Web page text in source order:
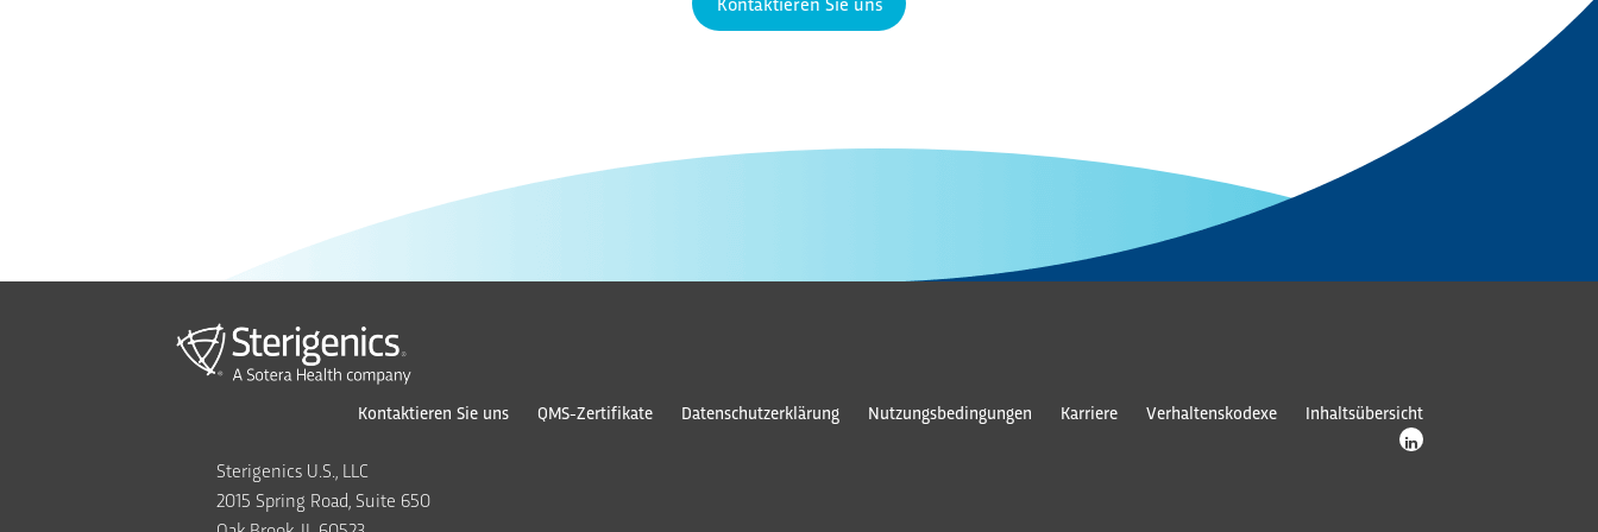
Kontaktieren Sie uns QMS-Zertifikate Datenschutzerklärung Nutzungsbedingungen Karriere Verhaltenskodexe Inhaltsübersicht
Sterigenics U.S., LLC
2015 Spring Road, Suite 650